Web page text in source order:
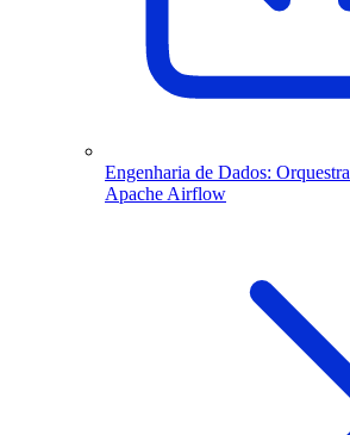
Engenharia de Dados:
Apache Airflow